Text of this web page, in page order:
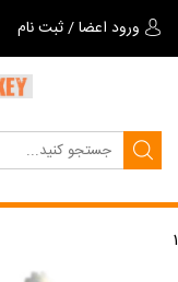
ورود اعضا/ثبت نام
1